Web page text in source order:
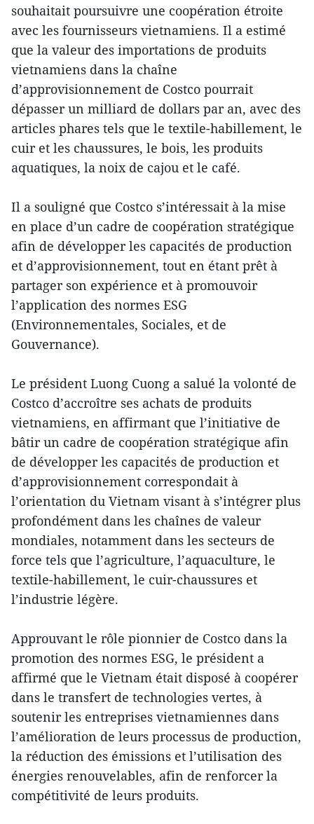
souhaitait poursuivre une coopération étroite
avec les fournisseurs vietnamiens. Il a estimé
que la valeur des importations de produits
vietnamiens dans la chaîne
d’approvisionnement de Costco pourrait
dépasser un milliard de dollars par an, avec des
articles phares tels que le textile-habillement, le
cuir et les chaussures, le bois, les produits
aquatiques, la noix de cajou et le café.
Il a souligné que Costco s’intéressait à la mise
en place d’un cadre de coopération stratégique
afin de développer les capacités de production
et d’approvisionnement, tout en étant prêt à
partager son expérience et à promouvoir
l’application des normes ESG
(Environnementales, Sociales, et de
Gouvernance).
Le président Luong Cuong a salué la volonté de
Costco d’accroître ses achats de produits
vietnamiens, en affirmant que l’initiative de
bâtir un cadre de coopération stratégique afin
de développer les capacités de production et
d’approvisionnement correspondait à
l’orientation du Vietnam visant à s’intégrer plus
profondément dans les chaînes de valeur
mondiales, notamment dans les secteurs de
force tels que l’agriculture, l’aquaculture, le
textile-habillement, le cuir-chaussures et
l’industrie légère.
Approuvant le rôle pionnier de Costco dans la
promotion des normes ESG, le président a
affirmé que le Vietnam était disposé à coopérer
dans le transfert de technologies vertes, à
soutenir les entreprises vietnamiennes dans
l’amélioration de leurs processus de production,
la réduction des émissions et l’utilisation des
énergies renouvelables, afin de renforcer la
compétitivité de leurs produits.